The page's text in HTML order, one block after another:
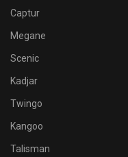
Captur
Megane
Scenic
Kadjar
Twingo
Kangoo
Talisman